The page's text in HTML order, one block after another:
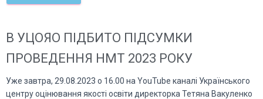
В УЦОЯО ПІДБИТО ПІДСУМКИ
ПРОВЕДЕННЯ НМТ 2023 РОКУ
Уже завтра, 29.08.2023 о 16.00 на YouTube каналі Українського
центру оцінювання якості освіти директорка Тетяна Вакуленко